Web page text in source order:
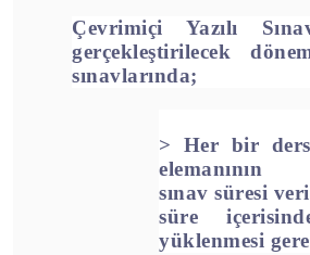
Çevrimiçi Yazılı
gerçekleştirilecek
sınavlarında;
> Her bir
sınavsüresi
süre
yüklenmesi